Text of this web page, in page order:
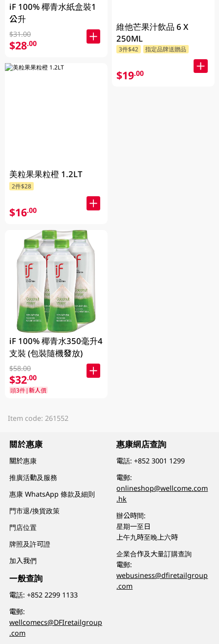
iF 100% 椰青水紙盒裝1
公升
$31.00
$28.00
美粒果果粒橙 1.2LT
2件$28
$16.00
iF 100% 椰青水350毫升4
支裝 (包裝隨機發放)
$58.00
$32.00
頭3件|新人價
維他芒果汁飲品 6 X
250ML
3件$42 指定品牌送贈品
$19.00
Item code: 261552
關於惠康
關於惠康
推廣活動及服務
惠康 WhatsApp 條款及細則
門市退/換貨政策
門店位置
牌照及許可證
加入我們
一般查詢
電話:+852 2299 1133
電郵:
wellcomecs@DFIretailgroup
.com
惠康網店查詢
電話:+852 3001 1299
電郵:
onlineshop@wellcome.com
.hk
辦公時間:
星期一至日
上午九時至晚上六時
企業合作及大量訂購查詢
電郵:
webusiness@dfiretailgroup
.com